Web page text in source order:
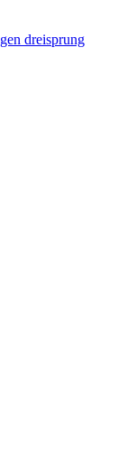
dreisprung